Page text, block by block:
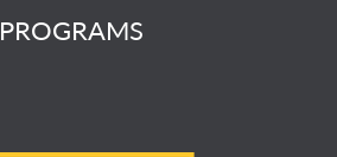
PROGRAMS